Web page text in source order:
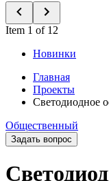
Item 1 of 12
Новинки
Главная
Проекты
Светодиодное
Общественный
Задать вопрос